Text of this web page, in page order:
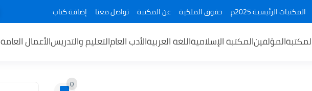
المكتبات الرئيسية 2025م حقوق الملكية عن المكتبة تواصل معنا إضافة كتاب
المؤلفينالمكتبة الإسلاميةاللغة العربيةالأدب العامالتعليم والتدريسالأعمال العامة
0